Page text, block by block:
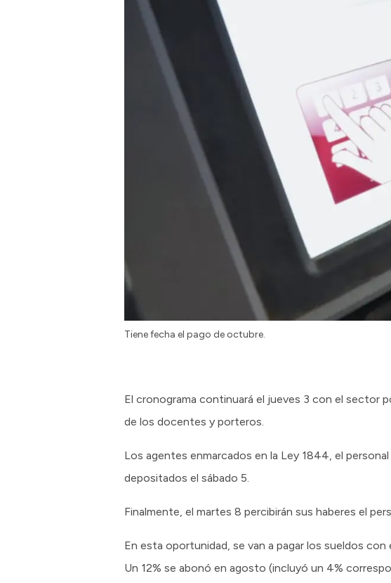
Tiene fecha el pago de octubre.
El cronograma continuará el jueves 3 con el sector
de los docentes y porteros.
Los agentes enmarcados en la Ley 1844, el
depositados el sábado 5.
Finalmente, el martes 8 percibirán sus haberes el
En esta oportunidad, se van a pagar los sueldos
Un 12% se abonó en agosto (incluyó un 4%